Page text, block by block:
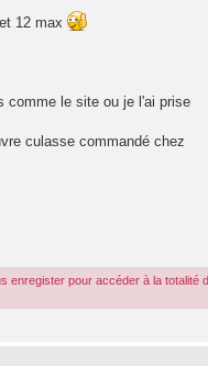
12 max
comme le site ou je l'ai prise
culasse commandé chez
enregister pour accéder à la totalité